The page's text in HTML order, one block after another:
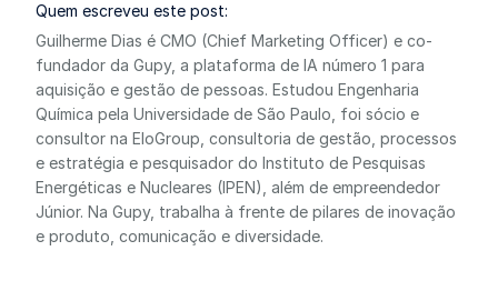
Quem escreveu este post:
Guilherme Dias é CMO (Chief Marketing Officer) e co-
fundador da Gupy, a plataforma de IA número 1 para
aquisição e gestão de pessoas. Estudou Engenharia
Química pela Universidade de São Paulo, foi sócio e
consultor na EloGroup, consultoria de gestão, processos
e estratégia e pesquisador do Instituto de Pesquisas
Energéticas e Nucleares (IPEN), além de empreendedor
Júnior. Na Gupy, trabalha à frente de pilares de inovação
e produto, comunicação e diversidade.